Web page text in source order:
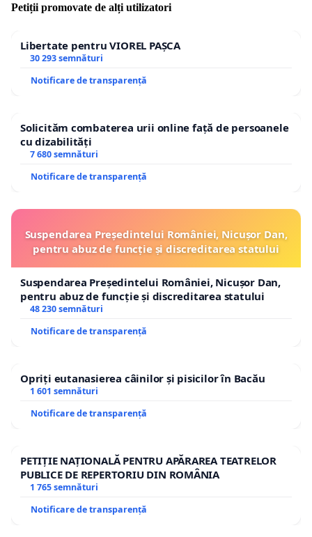
Petiții promovate de alți utilizatori
Libertate pentru VIOREL PAȘCA
30 293 semnături
Notificare de transparență
Solicităm combaterea urii online față de persoanele
cu dizabilități
7 680 semnături
Notificare de transparență
Suspendarea Președintelui României, Nicușor Dan,
pentru abuz de funcție și discreditarea statului
Suspendarea Președintelui României, Nicușor Dan,
pentru abuz de funcție și discreditarea statului
48 230 semnături
Notificare de transparență
Opriți eutanasierea câinilor și pisicilor în Bacău
1 601 semnături
Notificare de transparență
PETIȚIE NAȚIONALĂ PENTRU APĂRAREA TEATRELOR
PUBLICE DE REPERTORIU DIN ROMÂNIA
1 765 semnături
Notificare de transparență